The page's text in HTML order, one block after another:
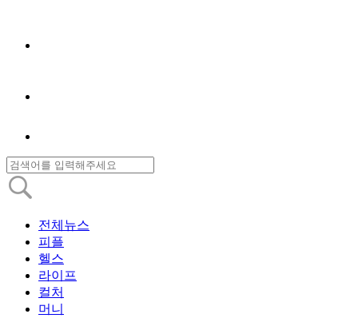
전체뉴스
피플
헬스
라이프
컬처
머니